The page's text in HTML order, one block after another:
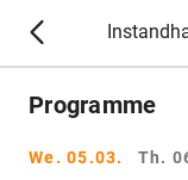
Programme
We. 05.03. Th.